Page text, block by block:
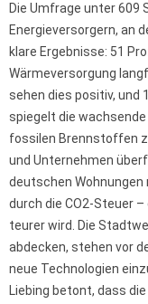
Die Umfrage unter 609
Energieversorgern, an
klare Ergebnisse: 51
Wärmeversorgung
sehen dies positiv, und
spiegelt die wachsende
fossilen Brennstoffen
und Unternehmen
deutschen Wohnungen
durch die CO2-Steuer
teurer wird. Die
abdecken, stehen vor
neue Technologien
Liebing betont, dass